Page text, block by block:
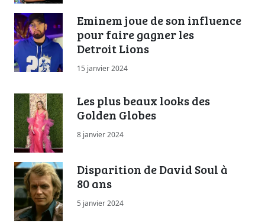
Eminem joue de son influence
pour faire gagner les
Detroit Lions
15 janvier 2024
Les plus beaux looks des
Golden Globes
8 janvier 2024
Disparition de David Soul à
80 ans
5 janvier 2024